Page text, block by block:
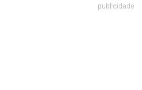
publicidade